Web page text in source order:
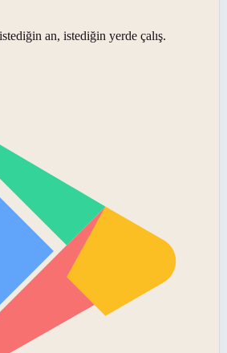
an, istediğin yerde çalış.